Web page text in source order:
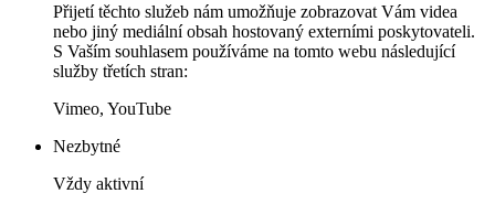
Přijetí těchto služeb nám umožňuje zobrazovat Vám videa
nebo jiný mediální obsah hostovaný externími poskytovateli.
S Vaším souhlasem používáme na tomto webu následující
služby třetích stran:
Vimeo, YouTube
Nezbytné
Vždy aktivní